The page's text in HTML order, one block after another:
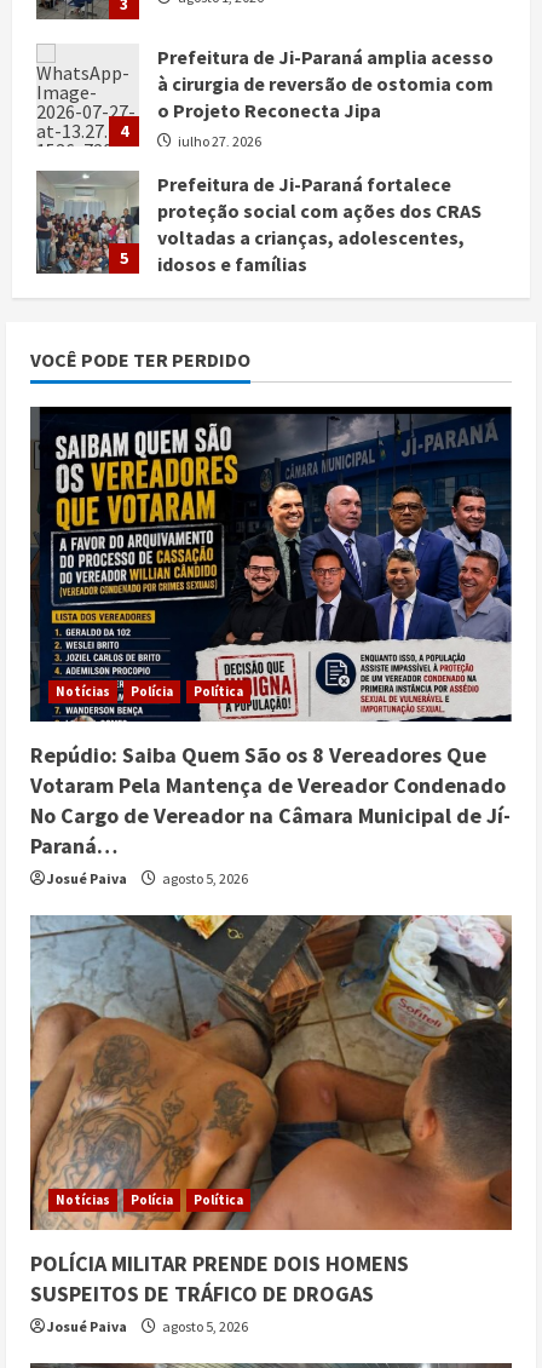
5
Prefeitura de Ji-Paraná fortalece
proteção social com ações dos CRAS
voltadas a crianças, adolescentes,
idosos e famílias
1
Repúdio: Saiba Quem São os 8
Vereadores Que Votaram Pela
Mantença de Vereador Condenado No
Cargo de Vereador na Câmara
2 agosto 5, 2026
3
Semed promove ‘Semana da Educação’
nos dias 5 e 6 de agosto
agosto 1, 2026
4
Prefeitura de Ji-Paraná amplia acesso
à cirurgia de reversão de ostomia com
o Projeto Reconecta Jipa
julho 27, 2026
5
Prefeitura de Ji-Paraná fortalece
proteção social com ações dos CRAS
voltadas a crianças, adolescentes,
idosos e famílias
julho 25, 2026
VOCÊ PODE TER PERDIDO
Notícias Polícia Política
Repúdio: Saiba Quem São os 8 Vereadores Que
Votaram Pela Mantença de Vereador Condenado
No Cargo de Vereador na Câmara Municipal de Jí-
Paraná…
Josué Paiva agosto 5, 2026
Notícias Polícia Política
POLÍCIA MILITAR PRENDE DOIS HOMENS
SUSPEITOS DE TRÁFICO DE DROGAS
Josué Paiva agosto 5, 2026